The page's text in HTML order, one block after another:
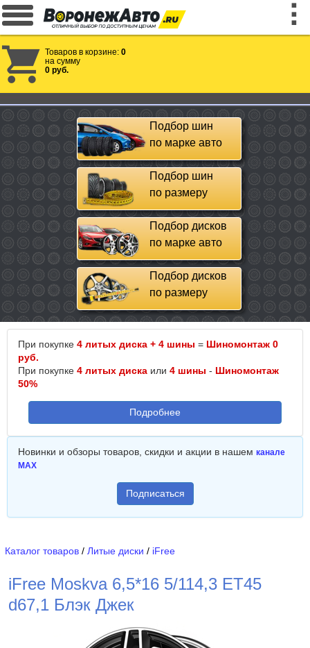
Товаров в корзине: 0
на сумму
0 руб.
Подбор шин
по марке авто
Подбор шин
по размеру
Подбор дисков
по марке авто
Подбор дисков
по размеру
При покупке 4 литых диска + 4 шины = Шиномонтаж 0
руб.
При покупке 4 литых диска или 4 шины - Шиномонтаж
50%
Подробнее
Новинки и обзоры товаров, скидки и акции в нашем канале
MAX
Подписаться
Каталог товаров / Литые диски / iFree
iFree Moskva 6,5*16 5/114,3 ET45
d67,1 Блэк Джек